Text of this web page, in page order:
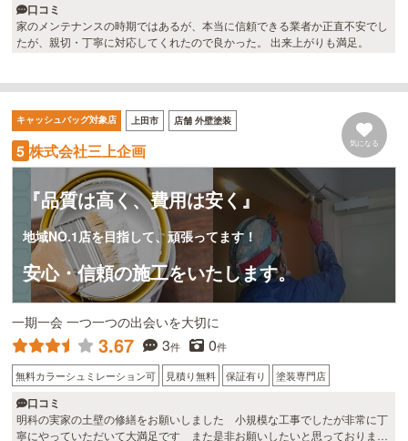
口コミ
家のメンテナンスの時期ではあるが、本当に信頼できる業者か正直不安でし
たが、親切・丁寧に対応してくれたので良かった。 出来上がりも満足。
キャッシュバッグ対象店 上田市 店舗 外壁塗装
5 株式会社三上企画 気になる
『品質は高く、費用は安く』
地域NO.1店を目指して、頑張ってます！
安心・信頼の施工をいたします。
一期一会 一つ一つの出会いを大切に
3.67 3件 0件
無料カラーシュミレーション可 見積り無料 保証有り 塗装専門店
口コミ
明科の実家の土壁の修繕をお願いしました 小規模な工事でしたが非常に丁
寧にやっていただいて大満足です また是非お願いしたいと思っておりま